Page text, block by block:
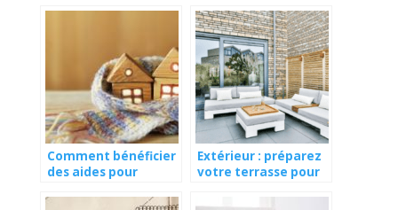
Comment bénéficier
des aides pour
maison ?
Extérieur : préparez
votre terrasse pour